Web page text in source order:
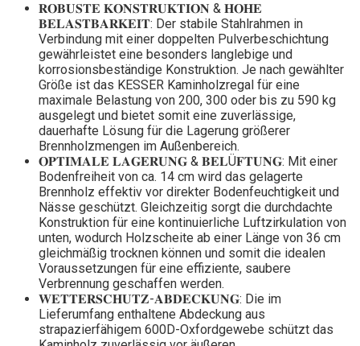
𝐑𝐎𝐁𝐔𝐒𝐓𝐄 𝐊𝐎𝐍𝐒𝐓𝐑𝐔𝐊𝐓𝐈𝐎𝐍 & 𝐇𝐎𝐇𝐄
𝐁𝐄𝐋𝐀𝐒𝐓𝐁𝐀𝐑𝐊𝐄𝐈𝐓: Der stabile Stahlrahmen in
Verbindung mit einer doppelten Pulverbeschichtung
gewährleistet eine besonders langlebige und
korrosionsbeständige Konstruktion. Je nach gewählter
Größe ist das KESSER Kaminholzregal für eine
maximale Belastung von 200, 300 oder bis zu 590 kg
ausgelegt und bietet somit eine zuverlässige,
dauerhafte Lösung für die Lagerung größerer
Brennholzmengen im Außenbereich.
𝐎𝐏𝐓𝐈𝐌𝐀𝐋𝐄 𝐋𝐀𝐆𝐄𝐑𝐔𝐍𝐆 & 𝐁𝐄𝐋Ü𝐅𝐓𝐔𝐍𝐆: Mit einer
Bodenfreiheit von ca. 14 cm wird das gelagerte
Brennholz effektiv vor direkter Bodenfeuchtigkeit und
Nässe geschützt. Gleichzeitig sorgt die durchdachte
Konstruktion für eine kontinuierliche Luftzirkulation von
unten, wodurch Holzscheite ab einer Länge von 36 cm
gleichmäßig trocknen können und somit die idealen
Voraussetzungen für eine effiziente, saubere
Verbrennung geschaffen werden.
𝐖𝐄𝐓𝐓𝐄𝐑𝐒𝐂𝐇𝐔𝐓𝐙-𝐀𝐁𝐃𝐄𝐂𝐊𝐔𝐍𝐆: Die im
Lieferumfang enthaltene Abdeckung aus
strapazierfähigem 600D-Oxfordgewebe schützt das